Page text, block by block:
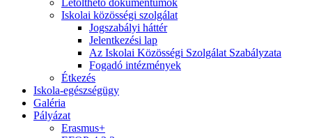
Letölthető dokumentumok
Iskolai közösségi szolgálat
Jogszabályi háttér
Jelentkezési lap
Az Iskolai Közösségi Szolgálat Szabályzata
Fogadó intézmények
Étkezés
Iskola-egészségügy
Galéria
Pályázat
Erasmus+